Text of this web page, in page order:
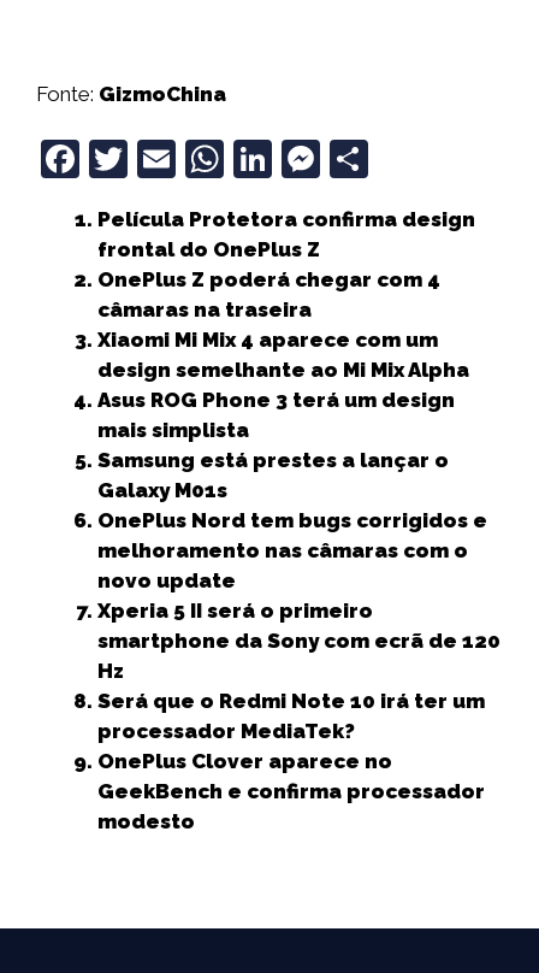
Fonte: GizmoChina
F
c
e
b
o
o
k
T
it
t
e
r
E
ai
l
W
a
ts
A
p
p
Li
k
e
dI
n
M
ss
e
g
e
a
r
Película Protetora confirma design
frontal do OnePlus Z
OnePlus Z poderá chegar com 4
câmaras na traseira
Xiaomi Mi Mix 4 aparece com um
design semelhante ao Mi Mix Alpha
Asus ROG Phone 3 terá um design
mais simplista
Samsung está prestes a lançar o
Galaxy M01s
OnePlus Nord tem bugs corrigidos e
melhoramento nas câmaras com o
novo update
Xperia 5 II será o primeiro
smartphone da Sony com ecrã de 120
Hz
Será que o Redmi Note 10 irá ter um
processador MediaTek?
OnePlus Clover aparece no
GeekBench e confirma processador
modesto